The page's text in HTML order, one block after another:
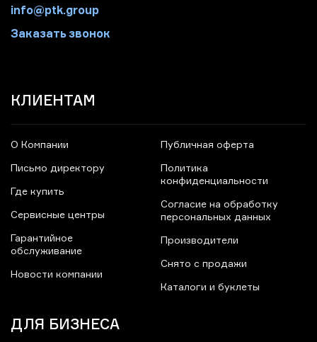
info@ptk.group
Заказать звонок
КЛИЕНТАМ
О Компании
Письмо директору
Где купить
Сервисные центры
Гарантийное
обслуживание
Новости компании
Публичная оферта
Политика
конфиденциальности
Согласие на обработку
персональных данных
Производители
Снято с продажи
Каталоги и буклеты
ДЛЯ БИЗНЕСА